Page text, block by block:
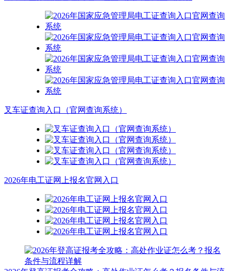
叉车证查询入口（官网查询系统）
2026年电工证网上报名官网入口